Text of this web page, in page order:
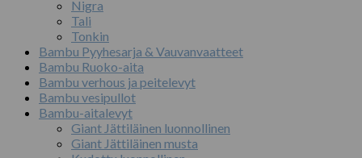
Nigra
Tali
Tonkin
Bambu Pyyhesarja & Vauvanvaatteet
Bambu Ruoko-aita
Bambu verhous ja peitelevyt
Bambu vesipullot
Bambu-aitalevyt
Giant Jättiläinen luonnollinen
Giant Jättiläinen musta